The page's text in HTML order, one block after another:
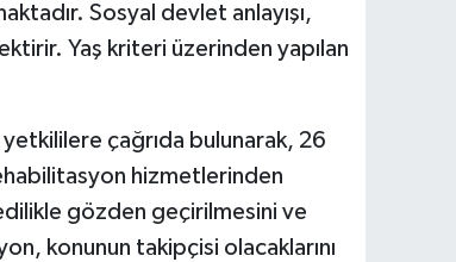
Sosyal devlet anlayışı,
Yaş kriteri üzerinden yapılan
çağrıda bulunarak, 26
hizmetlerinden
gözden geçirilmesini ve
konunun takipçisi olacaklarını